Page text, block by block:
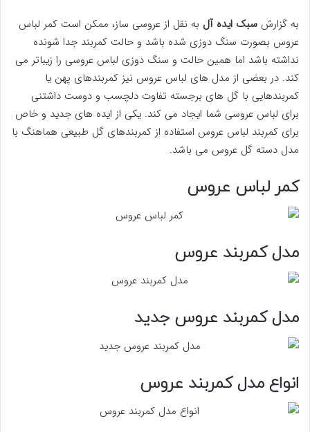
به گزارش سبک ایده آل به نقل از عروسی ساز، ممکن است کمر لباس
عروس بصورت سنگ دوزی شده باشد و حالت کمربند جدا شونده
نداشته باشد اما همین حالت و سنگ دوزی لباس عروسی را زیباتر می
کند. در بعضی از مدل های لباس عروس نیز کمربندهای پهن یا
کمربندهایی با گل های برجسته تفاوت دلچسب و دوست داشتنی
برای لباس عروسی شما ایجاد می کند. یکی از ایده های جدید و خاص
برای کمربند لباس عروس استفاده از کمربندهای گل طبیعی هماهنگ با
مدل دسته گل عروس می باشد.
کمر لباس عروس
مدل کمربند عروس
مدل کمربند عروس جدید
انواع مدل کمربند عروس